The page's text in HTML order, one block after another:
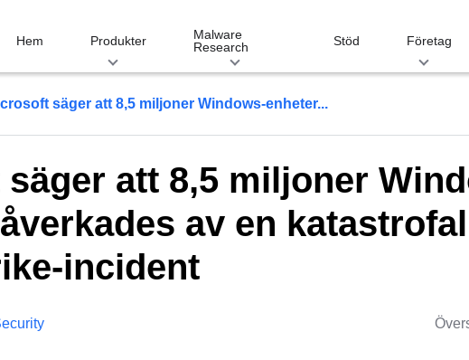
Hem Produkter
Malware
Research
Stöd Företag
säger att 8,5 miljoner Windows-enheter...
att 8,5 miljoner
av en katastrofal
incident